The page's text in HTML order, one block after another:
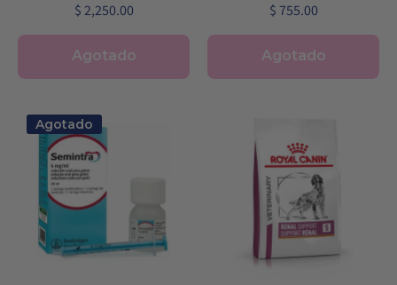
$ 2,250.00
Agotado
$ 755.00
Agotado
Agotado